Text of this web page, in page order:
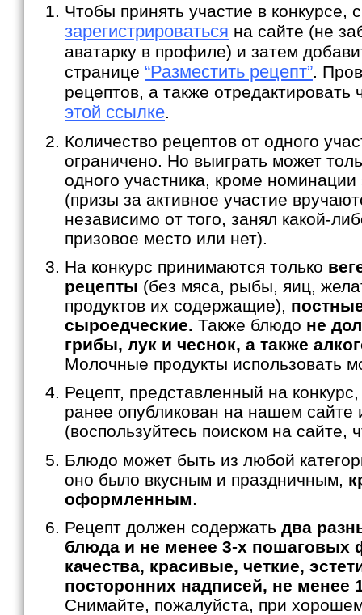
Чтобы принять участие в конкурсе,
зарегистрироваться на сайте (не
аватарку в профиле) и затем
странице “Разместить рецепт”.
рецептов, а также
этой ссылке.
Количество рецептов от одного
ограничено. Но выиграть может
одного участника, кроме номинации
(призы за активное участие
независимо от того, занял какой-
призовое место или нет).
На конкурс принимаются только
рецепты (без мяса, рыбы, яиц,
продуктов их содержащие),
сыроедческие. Также блюдо не
грибы, лук и чеснок, а также
Молочные продукты использовать
Рецепт, представленный на
ранее опубликован на нашем
(воспользуйтесь поиском на сайте,
Блюдо может быть из любой
оно было вкусным и праздничным,
оформленным.
Рецепт должен содержать два
блюда и не менее 3-х пошаговых
качества, красивые, четкие,
посторонних надписей, не менее
Снимайте, пожалуйста, при